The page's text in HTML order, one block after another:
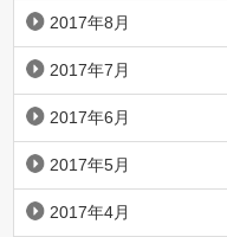
2017年8月
2017年7月
2017年6月
2017年5月
2017年4月